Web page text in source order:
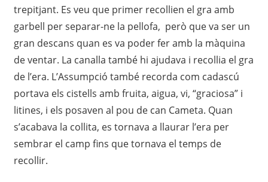
trepitjant. Es veu que primer recollien el gra amb
garbell per separar-ne la pellofa, però que va ser un
gran descans quan es va poder fer amb la màquina
de ventar. La canalla també hi ajudava i recollia el gra
de l’era. L’Assumpció també recorda com cadascú
portava els cistells amb fruita, aigua, vi, “graciosa” i
litines, i els posaven al pou de can Cameta. Quan
s’acabava la collita, es tornava a llaurar l’era per
sembrar el camp fins que tornava el temps de
recollir.